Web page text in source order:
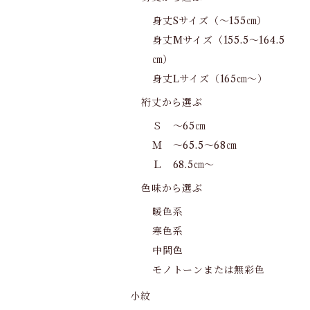
身丈Sサイズ（～155㎝）
身丈Mサイズ（155.5～164.5
㎝）
身丈Lサイズ（165㎝～）
裄丈から選ぶ
Ｓ ～65㎝
Ｍ ～65.5～68㎝
Ｌ 68.5㎝～
色味から選ぶ
暖色系
寒色系
中間色
モノトーンまたは無彩色
小紋